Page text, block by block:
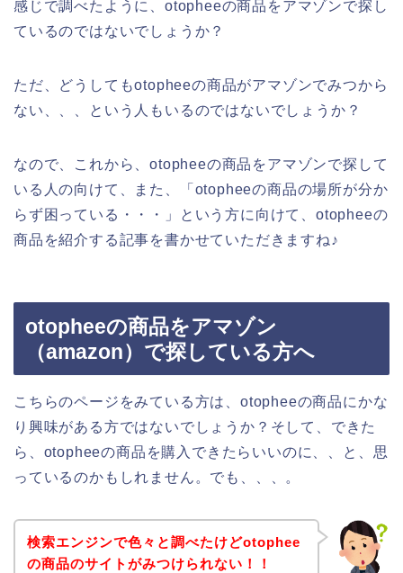
感じで調べたように、otopheeの商品をアマゾンで探し
ているのではないでしょうか？
ただ、どうしてもotopheeの商品がアマゾンでみつから
ない、、、という人もいるのではないでしょうか？
なので、これから、otopheeの商品をアマゾンで探して
いる人の向けて、また、「otopheeの商品の場所が分か
らず困っている・・・」という方に向けて、otopheeの
商品を紹介する記事を書かせていただきますね♪
otopheeの商品をアマゾン
（amazon）で探している方へ
こちらのページをみている方は、otopheeの商品にかな
り興味がある方ではないでしょうか？そして、できた
ら、otopheeの商品を購入できたらいいのに、、と、思
っているのかもしれません。でも、、、。
検索エンジンで色々と調べたけどotophee
の商品のサイトがみつけられない！！